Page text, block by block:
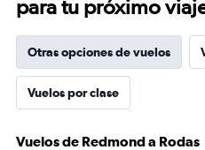
para tu próximo
Otras opciones de vuelos
Vuelos por clase
Vuelos de Redmond a Rodas